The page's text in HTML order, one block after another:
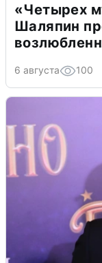
«Четырех
Шаляпин
6 августа 100